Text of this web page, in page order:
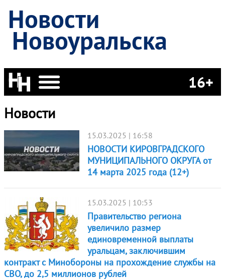
Новости
Новоуральска
16+
Новости
15.03.2025 | 16:58
НОВОСТИ КИРОВГРАДСКОГО
МУНИЦИПАЛЬНОГО ОКРУГА от
14 марта 2025 года (12+)
15.03.2025 | 10:53
Правительство региона
увеличило размер
единовременной выплаты
уральцам, заключившим
контракт с Минобороны на прохождение службы на
СВО, до 2,5 миллионов рублей